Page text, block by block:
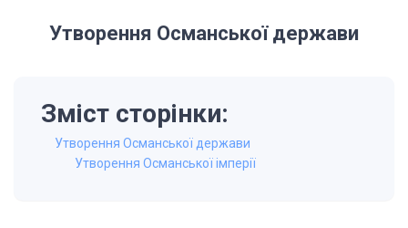
Утворення Османської держави
Зміст сторінки:
Утворення Османської держави
Утворення Османської імперії